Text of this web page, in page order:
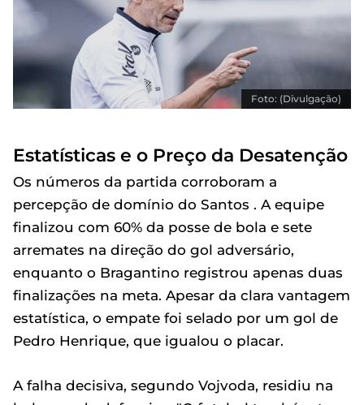
Foto: (Divulgação)
Estatísticas e o Preço da Desatenção
Os números da partida corroboram a
percepção de domínio do Santos . A equipe
finalizou com 60% da posse de bola e sete
arremates na direção do gol adversário,
enquanto o Bragantino registrou apenas duas
finalizações na meta. Apesar da clara vantagem
estatística, o empate foi selado por um gol de
Pedro Henrique, que igualou o placar.
A falha decisiva, segundo Vojvoda, residiu na